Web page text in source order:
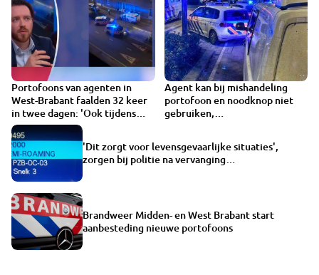
Portofoons van agenten in
West-Brabant faalden 32 keer
in twee dagen: 'Ook tijdens
schietpartij'
Agent kan bij mishandeling
portofoon en noodknop niet
gebruiken,
'Dit zorgt voor levensgevaarlijke situaties',
zorgen bij politie na vervanging
Brandweer Midden- en West Brabant start
aanbesteding nieuwe portofoons